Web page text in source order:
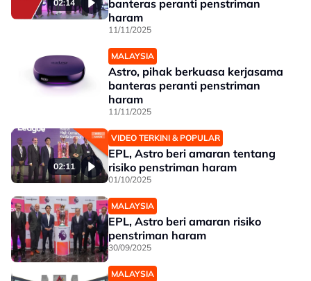
02:14
banteras peranti penstriman
haram
11/11/2025
MALAYSIA
Astro, pihak berkuasa kerjasama
banteras peranti penstriman
haram
11/11/2025
02:11
VIDEO TERKINI & POPULAR
EPL, Astro beri amaran tentang
risiko penstriman haram
01/10/2025
MALAYSIA
EPL, Astro beri amaran risiko
penstriman haram
30/09/2025
MALAYSIA